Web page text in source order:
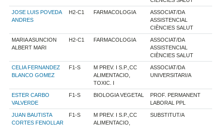
JOSE LUIS POVEDA
ANDRES
H2-C1 FARMACOLOGIA
ASSOCIAT/DA
ASSISTENCIAL
CIÈNCIES SALUT
MARIA ASUNCION
ALBERT MARI
H2-C1 FARMACOLOGIA
ASSOCIAT/DA
ASSISTENCIAL
CIÈNCIES SALUT
CELIA FERNANDEZ
BLANCO GOMEZ
F1-S
M PREV. I S.P.,CC
ALIMENTACIO,
TOXIC. I
ASSOCIAT/DA
UNIVERSITARI/A
ESTER CARBO
VALVERDE
F1-S BIOLOGIA VEGETAL
PROF. PERMANENT
LABORAL PPL
JUAN BAUTISTA
CORTES FENOLLAR
F1-S
M PREV. I S.P.,CC
ALIMENTACIO,
SUBSTITUT/A